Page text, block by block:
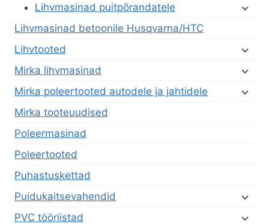
Lihvmasinad puitpõrandatele
Lihvmasinad betoonile Husqvarna/HTC
Lihvtooted
Mirka lihvmasinad
Mirka poleertooted autodele ja jahtidele
Mirka tooteuudised
Poleermasinad
Poleertooted
Puhastuskettad
Puidukaitsevahendid
PVC tööriistad